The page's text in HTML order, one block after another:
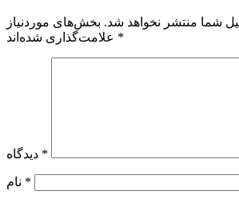
شما منتشر نخواهد شد. بخش‌های موردنیاز
*
*
*